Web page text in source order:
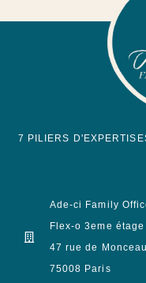
7 PILIERS
Ade-ci Family
Flex-o 3eme étage
47 rue de Monceau
75008 Paris